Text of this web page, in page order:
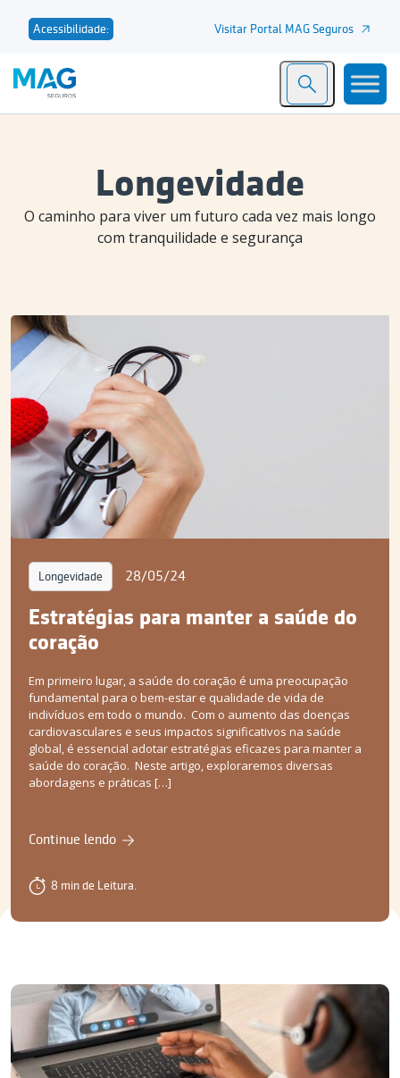
Acessibilidade: Visitar Portal MAG Seguros
Longevidade
O caminho para viver um futuro cada vez mais longo
com tranquilidade e segurança
Longevidade 28/05/24
Estratégias para manter a saúde do
coração
Em primeiro lugar, a saúde do coração é uma preocupação
fundamental para o bem-estar e qualidade de vida de
indivíduos em todo o mundo. Com o aumento das doenças
cardiovasculares e seus impactos significativos na saúde
global, é essencial adotar estratégias eficazes para manter a
saúde do coração. Neste artigo, exploraremos diversas
abordagens e práticas […]
Continue lendo
8 min de Leitura.